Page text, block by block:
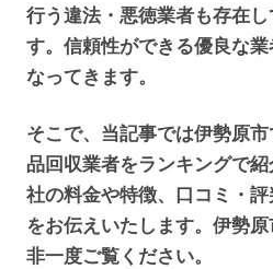
行う違法・悪徳業者も存在
す。信頼性ができる優良な
なってきます。
そこで、当記事では伊勢原
品回収業者をランキングで
社の料金や特徴、口コミ・
をお伝えいたします。伊勢
非一度ご覧ください。